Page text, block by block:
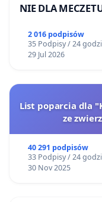
NIE DLA
2 016 podpisów
35 Podpisy / 24
29 Jul 2026
List poparcia dla
ze
40 291 podpisów
33 Podpisy / 24
30 Nov 2025